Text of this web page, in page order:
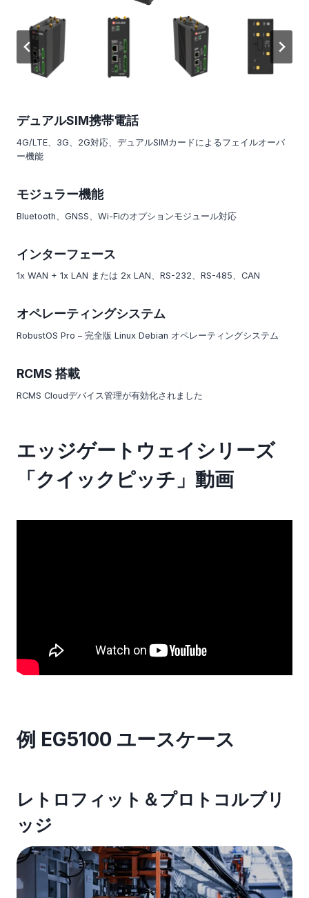
デュアルSIM携帯電話
4G/LTE、3G、2G対応、デュアルSIMカードによるフェイルオーバ
ー機能
モジュラー機能
Bluetooth、GNSS、Wi-Fiのオプションモジュール対応
インターフェース
1x WAN + 1x LAN または 2x LAN、RS-232、RS-485、CAN
オペレーティングシステム
RobustOS Pro – 完全版 Linux Debian オペレーティングシステム
RCMS 搭載
RCMS Cloudデバイス管理が有効化されました
エッジゲートウェイシリーズ
「クイックピッチ」動画
例 EG5100 ユースケース
レトロフィット＆プロトコルブリ
ッジ